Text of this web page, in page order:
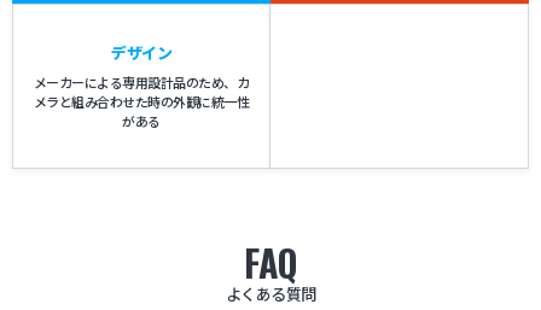
デザイン
メーカーによる専用設計品のため、カ
メラと組み合わせた時の外観に統一性
がある
FAQ
よくある質問